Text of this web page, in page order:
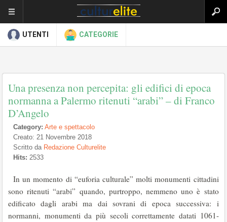
UTENTI CATEGORIE
Una presenza non percepita: gli edifici di epoca
normanna a Palermo ritenuti “arabi” – di Franco
D’Angelo
Category: Arte e spettacolo
Creato: 21 Novembre 2018
Scritto da Redazione Culturelite
Hits: 2533
In un momento di “euforia culturale” molti monumenti cittadini
sono ritenuti “arabi” quando, purtroppo, nemmeno uno è stato
edificato dagli arabi ma dai sovrani di epoca successiva: i
normanni, monumenti da più secoli correttamente datati 1061-